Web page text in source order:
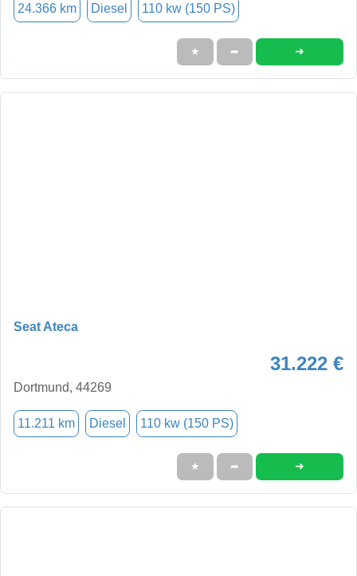
24.366 km Diesel 110 kw (150 PS)
★ ➦ ➜
Seat Ateca
31.222 €
Dortmund, 44269
11.211 km Diesel 110 kw (150 PS)
★ ➦ ➜